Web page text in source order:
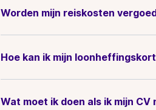
Worden mijn reiskosten
Hoe kan ik mijn
Wat moet ik doen als ik mijn